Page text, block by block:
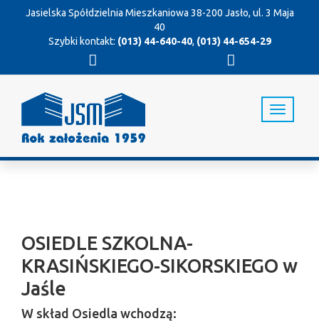
Jasielska Spółdzielnia Mieszkaniowa 38-200 Jasło, ul. 3 Maja
40
Szybki kontakt: (013) 44-640-40, (013) 44-654-29
T
o
a
OSIEDLE SZKOLNA-
KRASIŃSKIEGO-SIKORSKIEGO w
Jaśle
W skład Osiedla wchodzą: